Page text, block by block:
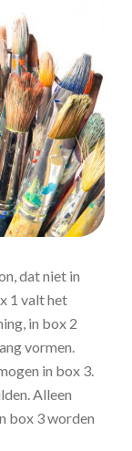
dat niet in
1 valt het
in box 2
vormen.
in box 3.
Alleen
box 3 worden